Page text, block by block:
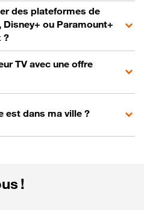
des plateformes de
ou Paramount+
?
TV avec une offre
est dans ma ville ?
!